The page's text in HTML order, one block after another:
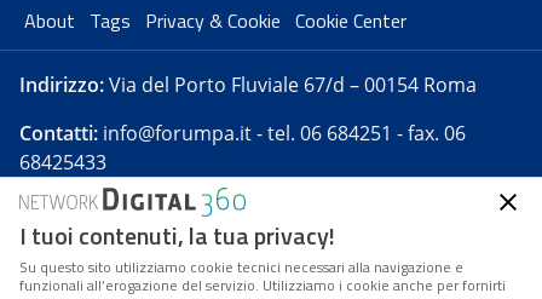
About Tags Privacy & Cookie Cookie Center
Indirizzo:Via del Porto Fluviale 67/d – 00154 Roma
Contatti: info@forumpa.it- tel. 06 684251 - fax. 06
68425433
Forumpa.itè una pubblicazione telematica iscritta
presso Registro della stampa del Tribunale di Roma -
Reg. n. 182 del 2 maggio 2008 - Direttore resp. Michela
I tuoi contenuti, la tua privacy!
Su questo sito utilizziamo cookie tecnici necessari alla navigazione e
funzionali all’erogazione del servizio. Utilizziamo i cookie anche per fornirti